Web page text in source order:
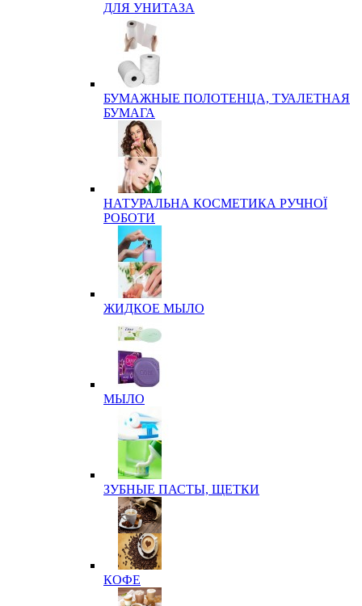
ДЛЯ УНИТАЗА
БУМАЖНЫЕ ПОЛОТЕНЦА, ТУАЛЕТНАЯ
БУМАГА
НАТУРАЛЬНА КОСМЕТИКА РУЧНОЇ
РОБОТИ
ЖИДКОЕ МЫЛО
МЫЛО
ЗУБНЫЕ ПАСТЫ, ЩЕТКИ
КОФЕ